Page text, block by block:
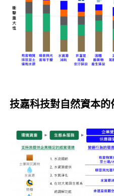
技嘉科技對自然資本的